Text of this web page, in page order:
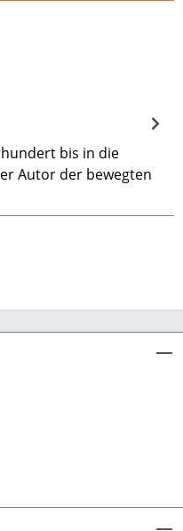
bis in die
Autor der bewegten